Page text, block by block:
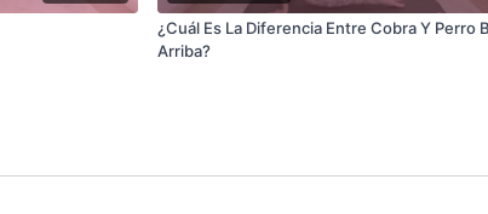
¿Cuál Es La Diferencia Entre Cobra Y Perro
Arriba?